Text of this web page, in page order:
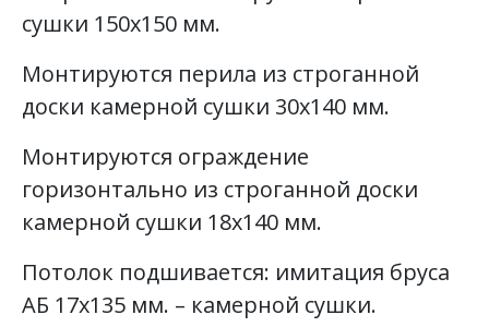
сушки 150х150 мм.
Монтируются перила из строганной
доски камерной сушки 30х140 мм.
Монтируются ограждение
горизонтально из строганной доски
камерной сушки 18х140 мм.
Потолок подшивается: имитация бруса
АБ 17х135 мм. – камерной сушки.